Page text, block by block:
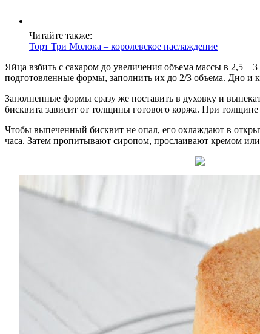
Читайте также:
Торт Три Молока – королевское наслаждение
Яйца взбить с сахаром до увеличения объема массы в
подготовленные формы, заполнить их до 2/3 объема. Дно и
Заполненные формы сразу же поставить в духовку и
бисквита зависит от толщины готового коржа. При
Чтобы выпеченный бисквит не опал, его охлаждают в
часа. Затем пропитывают сиропом, прослаивают кремом